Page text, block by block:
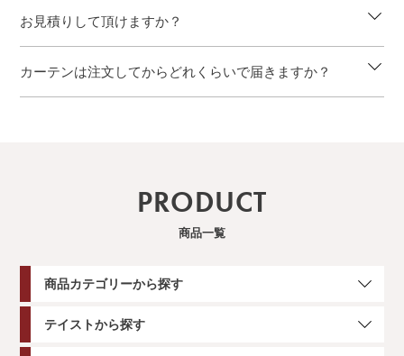
お見積りして頂けますか？
カーテンは注文してからどれくらいで届きますか？
PRODUCT
商品一覧
商品カテゴリーから探す
テイストから探す